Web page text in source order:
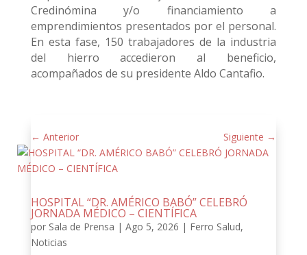
Credinómina y/o financiamiento a
emprendimientos presentados por el personal.
En esta fase, 150 trabajadores de la industria
del hierro accedieron al beneficio,
acompañados de su presidente Aldo Cantafio.
← Anterior Siguiente →
HOSPITAL “DR. AMÉRICO BABÓ” CELEBRÓ
JORNADA MÉDICO – CIENTÍFICA
por Sala de Prensa | Ago 5, 2026 | Ferro Salud,
Noticias